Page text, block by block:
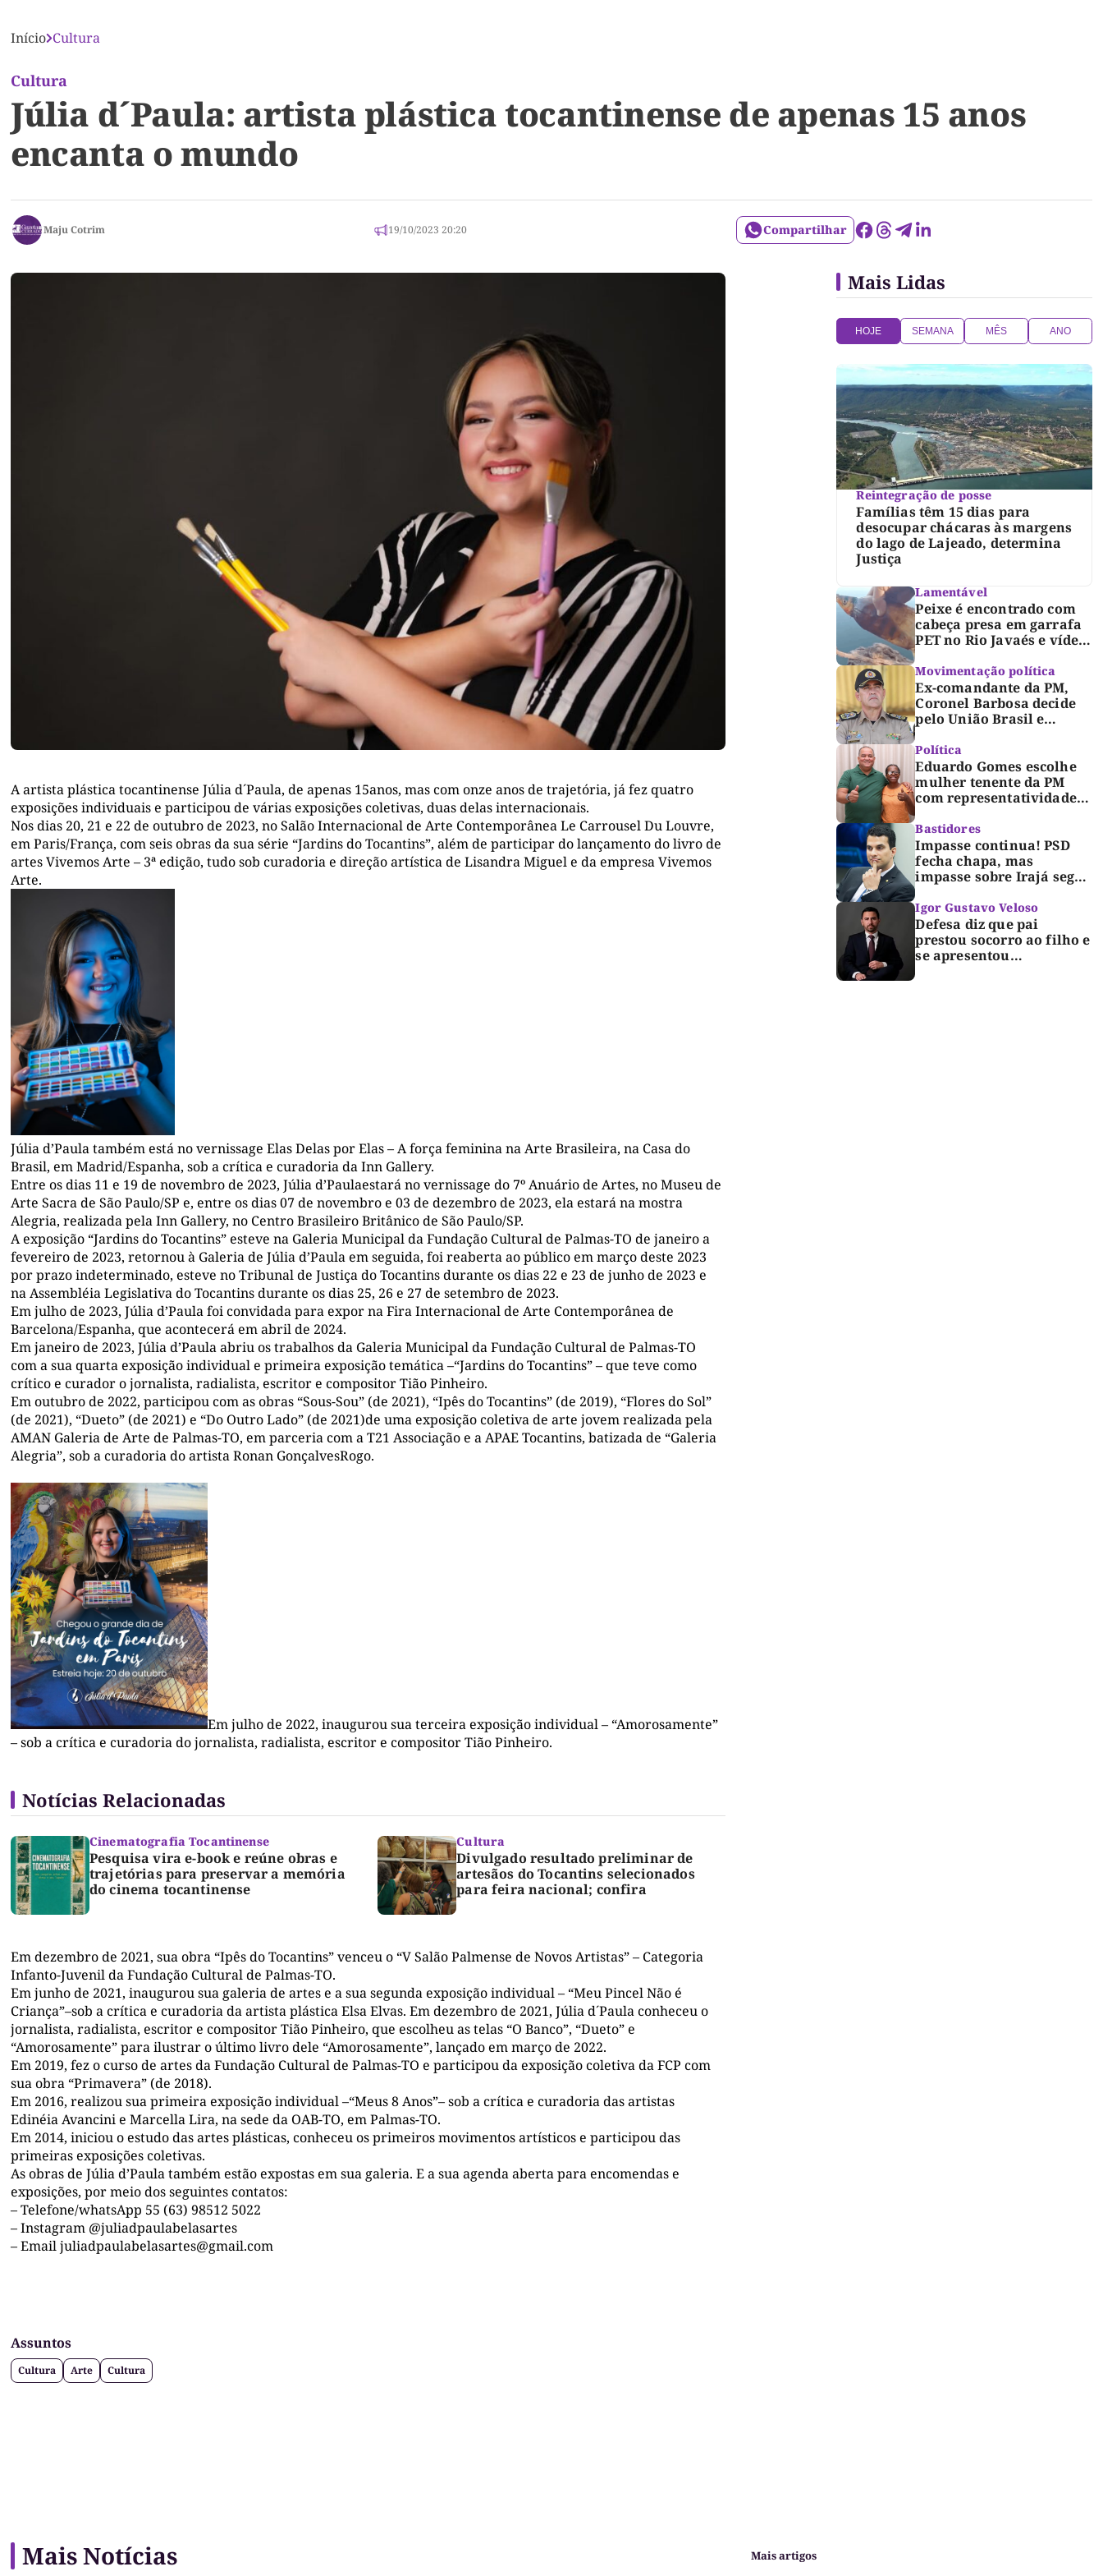
Início Cultura
Cultura
Júlia d´Paula: artista plástica tocantinense de apenas 15 anos
encanta o mundo
Maju Cotrim 19/10/2023 20:20 Compartilhar
Aartista plástica tocantinense Júlia d´Paula, de apenas 15anos, mas comonze anosde trajetória, já fezquatro
exposições individuais e participou de várias exposições coletivas, duas delas internacionais.
Nos dias 20, 21 e 22 de outubro de 2023, noSalão Internacional de Arte Contemporânea Le Carrousel Du Louvre,
em Paris/França, com seis obras da sua série “Jardins do Tocantins”, além de participar do lançamento do livro de
artesVivemos Arte – 3ª edição, tudosob curadoria e direção artística de Lisandra Miguel e da empresa Vivemos
Arte.
Júlia d’Paulatambém estáno vernissage Elas Delas por Elas – A força feminina na Arte Brasileira, na Casa do
Brasil, em Madrid/Espanha, sob a crítica e curadoriada Inn Gallery.
Entre os dias 11 e 19 de novembro de 2023, Júlia d’Paulaestará no vernissage do 7º Anuário de Artes, no Museu de
Arte Sacra de São Paulo/SP e, entre os dias 07 de novembro e 03 de dezembro de 2023, ela estará namostra
Alegria, realizada pela Inn Gallery, no Centro Brasileiro Britânico de São Paulo/SP.
A exposição “Jardins do Tocantins”esteve na Galeria Municipal da Fundação Cultural de Palmas-TO de janeiro a
fevereiro de 2023, retornou à Galeriade Júlia d’Paulaem seguida, foi reaberta ao público em março deste 2023
por prazo indeterminado, esteve no Tribunal de Justiça do Tocantins durante os dias 22 e 23 de junho de 2023 e
na Assembléia Legislativa do Tocantins durante os dias 25, 26 e 27 de setembro de 2023.
Emjulho de 2023, Júlia d’Paulafoi convidada para expor naFira Internacional de Arte Contemporânea de
Barcelona/Espanha, que acontecerá em abril de 2024.
Emjaneirode 2023, Júlia d’Paulaabriuos trabalhos da Galeria Municipal da Fundação Cultural de Palmas-TO
com a sua quarta exposição individuale primeira exposição temática–“Jardins do Tocantins”–que teve como
crítico e curador o jornalista, radialista, escritore compositorTião Pinheiro.
Em outubro de 2022, participou com asobras “Sous-Sou” (de 2021), “Ipês do Tocantins” (de 2019), “Flores do Sol”
(de 2021), “Dueto” (de 2021) e “Do Outro Lado” (de 2021)de uma exposição coletiva de arte jovem realizada pela
AMAN Galeria de Arte de Palmas-TO, em parceria com a T21 Associação e a APAE Tocantins, batizada de “Galeria
Alegria”, sob a curadoria do artista Ronan GonçalvesRogo.
Em julho de 2022, inaugurou suaterceira exposição individual– “Amorosamente”
– sob a crítica e curadoria do jornalista, radialista, escritor e compositor Tião Pinheiro.
Notícias Relacionadas
Cinematografia Tocantinense
Pesquisa vira e-book e reúne obras e
trajetórias para preservar a memória
do cinema tocantinense
Cultura
Divulgado resultado preliminar de
artesãos do Tocantins selecionados
para feira nacional; confira
Em dezembro de 2021, suaobra “Ipês do Tocantins” venceu o “V Salão Palmense de Novos Artistas”– Categoria
Infanto-Juvenil da Fundação Cultural de Palmas-TO.
Em junho de 2021, inaugurou sua galeria de artes e a sua segunda exposição individual – “Meu Pincel Não é
Criança”–sob a crítica e curadoria da artistaplásticaElsa Elvas. Em dezembro de 2021, Júlia d´Paulaconheceu o
jornalista, radialista, escritor e compositor Tião Pinheiro, que escolheu as telas “O Banco”, “Dueto” e
“Amorosamente” para ilustrar oúltimolivro dele “Amorosamente”, lançado em março de 2022.
Em 2019, fez o curso de artes da Fundação Cultural de Palmas-TO e participou da exposição coletiva da FCP com
sua obra “Primavera” (de 2018).
Em 2016, realizou sua primeira exposição individual –“Meus 8Anos”–sob a crítica e curadoria das artistas
Edinéia Avancini e Marcella Lira, na sede da OAB-TO, em Palmas-TO.
Em 2014, iniciou oestudo das artes plásticas, conheceu os primeiros movimentos artísticos e participou das
primeiras exposições coletivas.
As obras de Júlia d’Paulatambémestão expostas em sua galeria. E a sua agenda aberta para encomendas e
exposições, por meio dos seguintes contatos:
–Telefone/whatsApp 55 (63) 98512 5022
–Instagram @juliadpaulabelasartes
–Emailjuliadpaulabelasartes@gmail.com
Assuntos
Cultura Arte Cultura
Mais Lidas
HOJE SEMANA MÊS ANO
Reintegração de posse
Famílias têm 15 dias para
desocupar chácaras às margens
do lago de Lajeado, determina
Justiça
Lamentável
Peixe é encontrado com
cabeça presa em garrafa
PET no Rio Javaés e vídeo
lixo nos rios
Movimentação política
Ex-comandante da PM,
Coronel Barbosa decide
pelo União Brasil e
Dorinha
Política
Eduardo Gomes escolhe
mulher tenente da PM
com representatividade e
para compor segunda
suplência ao Senado
Bastidores
Impasse continua! PSD
fecha chapa, mas
impasse sobre Irajá segue
TRE; Laurez diz que nome
dele não foi homologado
Igor Gustavo Veloso
Defesa diz que pai
prestou socorro ao filho e
se apresentou
Mais Notícias Mais artigos